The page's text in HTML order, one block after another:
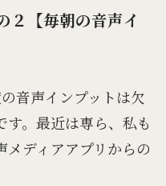
【毎朝の音声イ
音声インプットは欠
。最近は専ら、私も
ディアアプリからの